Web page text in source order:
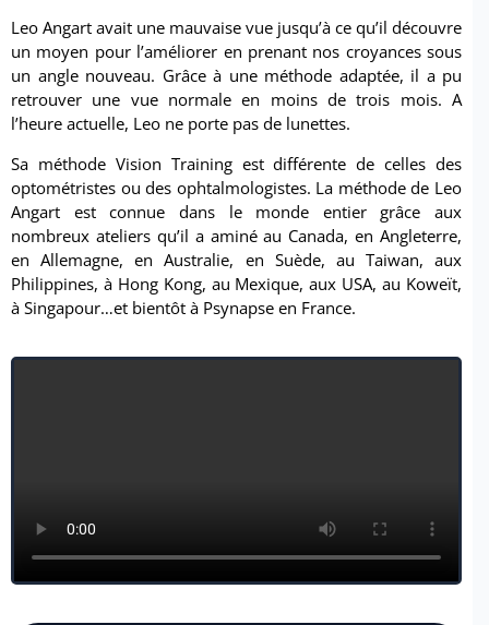
Leo Angart avait une mauvaise vue jusqu’à ce qu’il découvre
un moyen pour l’améliorer en prenant nos croyances sous
un angle nouveau. Grâce à une méthode adaptée, il a pu
retrouver une vue normale en moins de trois mois. A
l’heure actuelle, Leo ne porte pas de lunettes.
Sa méthode Vision Training est différente de celles des
optométristes ou des ophtalmologistes. La méthode de Leo
Angart est connue dans le monde entier grâce aux
nombreux ateliers qu’il a aminé au Canada, en Angleterre,
en Allemagne, en Australie, en Suède, au Taiwan, aux
Philippines, à Hong Kong, au Mexique, aux USA, au Koweït,
à Singapour…et bientôt à Psynapse en France.